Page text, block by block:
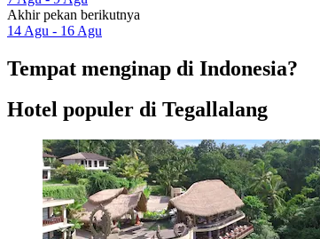
Akhir pekan berikutnya
14 Agu - 16 Agu
Tempat menginap di Indonesia?
Hotel populer di Tegallalang